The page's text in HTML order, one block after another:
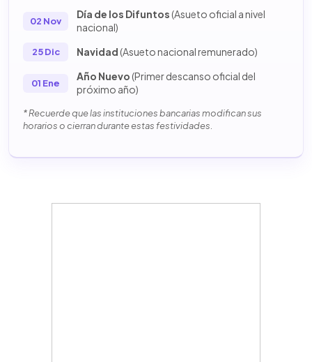
02 Nov
Día de los Difuntos(Asueto oficial a nivel
nacional)
25 Dic Navidad(Asueto nacional remunerado)
01 Ene
Año Nuevo(Primer descanso oficial del
próximo año)
* Recuerde que las instituciones bancarias modifican sus
horarios o cierran durante estas festividades.